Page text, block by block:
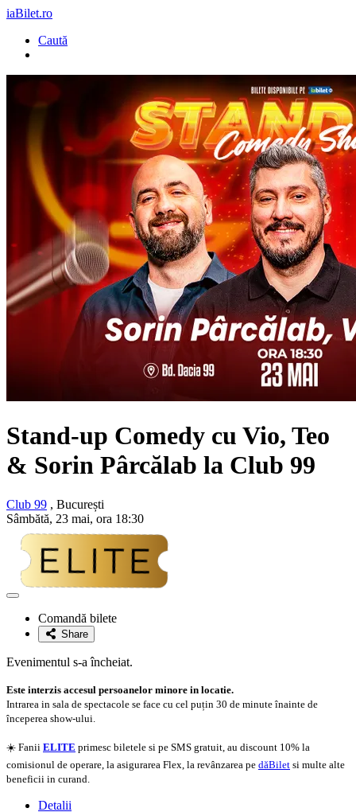
iaBilet.ro
Caută
Stand-up Comedy cu Vio, Teo
& Sorin Pârcălab la Club 99
Club 99 , București
Sâmbătă, 23 mai, ora 18:30
Adaugă
favoriteComandă bilete
Share
Evenimentul s-a încheiat.
Este interzis accesul persoanelor minore in locatie.
Intrarea in sala de spectacole se face cu cel puțin 30 de minute înainte de
începerea show-ului.
☀️ Fanii ELITE primesc biletele si pe SMS gratuit, au discount 10% la
comisionul de operare, la asigurarea Flex, la revânzarea pe dăBilet si multe alte
beneficii in curand.
Detalii